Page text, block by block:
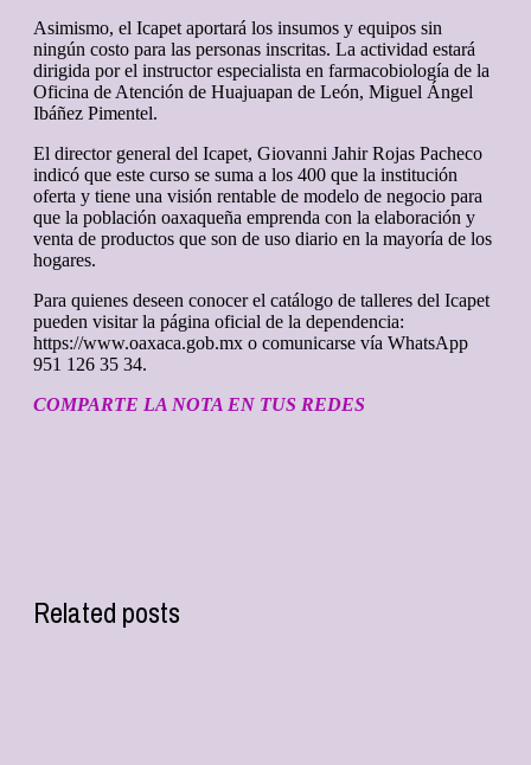
Asimismo, el Icapet aportará los insumos y equipos sin
ningún costo para las personas inscritas. La actividad estará
dirigida por el instructor especialista en farmacobiología de la
Oficina de Atención de Huajuapan de León, Miguel Ángel
Ibáñez Pimentel.
El director general del Icapet, Giovanni Jahir Rojas Pacheco
indicó que este curso se suma a los 400 que la institución
oferta y tiene una visión rentable de modelo de negocio para
que la población oaxaqueña emprenda con la elaboración y
venta de productos que son de uso diario en la mayoría de los
hogares.
Para quienes deseen conocer el catálogo de talleres del Icapet
pueden visitar la página oficial de la dependencia:
https://www.oaxaca.gob.mx o comunicarse vía WhatsApp
951 126 35 34.
COMPARTE LA NOTA EN TUS REDES
Related posts